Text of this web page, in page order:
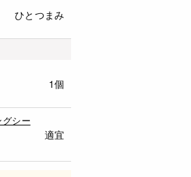
ひとつまみ
1個
シー
適宜